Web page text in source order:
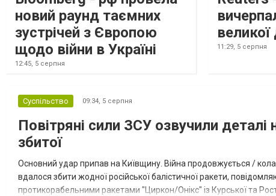
новий раунд таємних
зустрічей з Європою
щодо війни в Україні
12:45, 5 серпня
великої
11:29, 5 серпня
Суспільство 09:34, 5 серпня
Повітряні сили ЗСУ озвучили деталі
збитої
Основний удар припав на Київщину. Війна продовжується /
вдалося збити жодної російської балістичної ракети,
протикорабельними ракетами "Циркон/Онікс" із Курської та